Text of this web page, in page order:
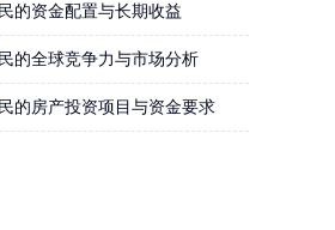
的资金配置与长期收益
的全球竞争力与市场分析
的房产投资项目与资金要求